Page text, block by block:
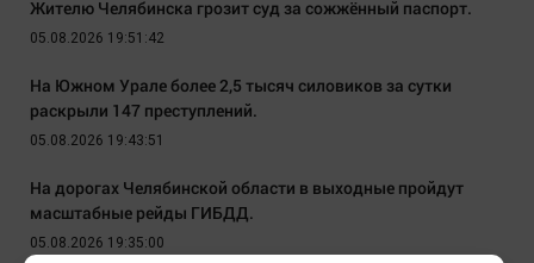
Жителю Челябинска грозит суд за сожжённый паспорт.
05.08.2026 19:51:42
На Южном Урале более 2,5 тысяч силовиков за сутки
раскрыли 147 преступлений.
05.08.2026 19:43:51
На дорогах Челябинской области в выходные пройдут
масштабные рейды ГИБДД.
05.08.2026 19:35:00